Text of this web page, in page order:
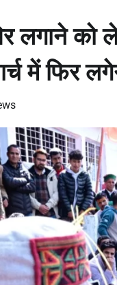
लगाने को
में फिर